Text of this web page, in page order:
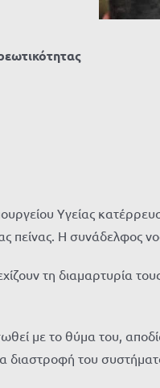
Υγείας
πείνας. Η συνάδελφος
τη διαμαρτυρία
με το θύμα του,
διαστροφή του